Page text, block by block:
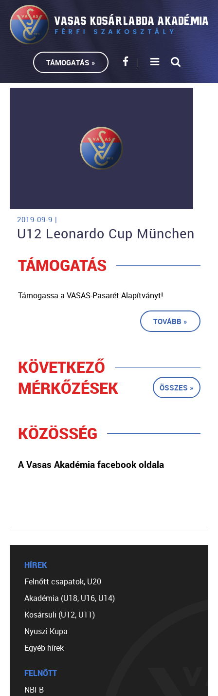
TÁMOGATÁS »
2019-09-9 |
U12 Leonardo Cup München
TÁMOGATÁS
Támogassa a VASAS-Pasarét Alapítványt!
TOVÁBB »
KÖVETKEZŐ
MÉRKŐZÉSEK
ÖSSZES »
KÖZÖSSÉG
A Vasas Akadémia facebook oldala
HÍREK
Felnőtt csapatok, U20
Akadémia (U18, U16, U14)
Kosársuli (U12, U11)
Nyuszi Kupa
Egyéb hírek
FELNŐTT
NBI B